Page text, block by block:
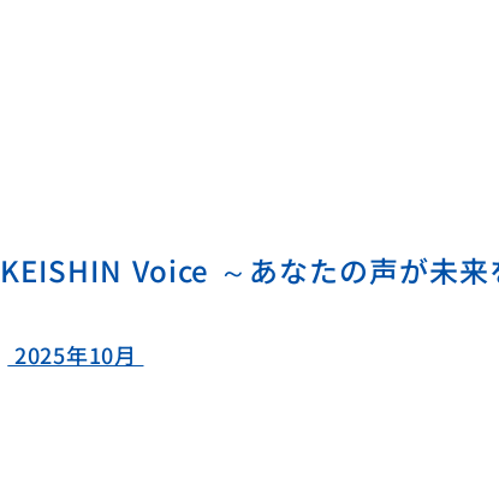
KEISHIN Voice ～あなたの声が未
2025年10月